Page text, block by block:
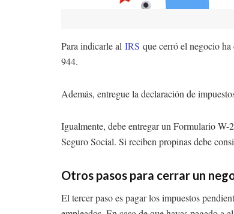
Para indicarle al IRS que cerró el negocio
944.
Además, entregue la declaración de
Igualmente, debe entregar un Formulario
Seguro Social. Si reciben propinas debe
Otros pasos para cerrar un
El tercer paso es pagar los impuestos